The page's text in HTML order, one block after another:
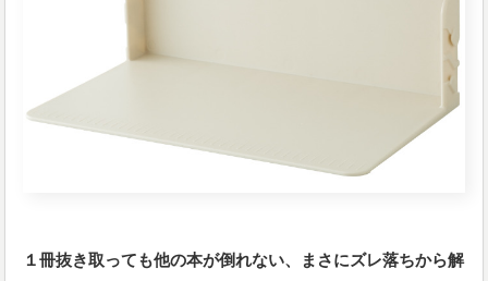
１冊抜き取っても他の本が倒れない、まさにズレ落ちから解